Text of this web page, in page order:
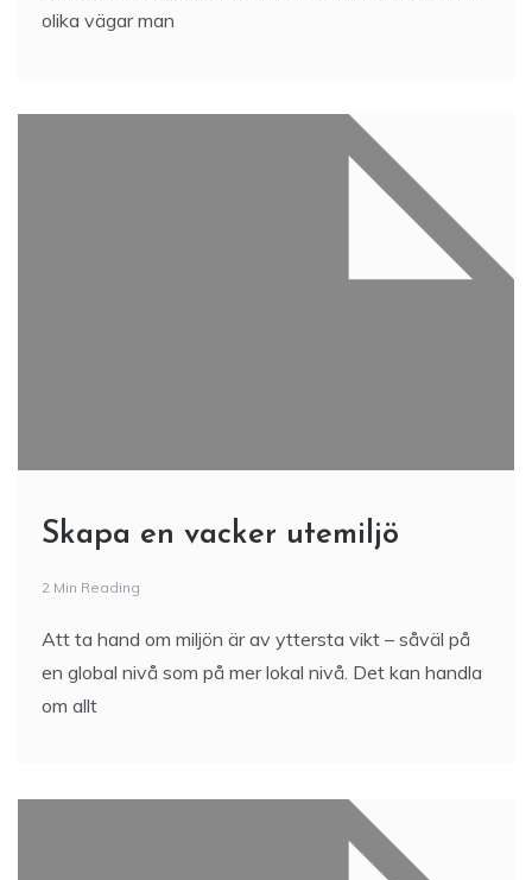
olika vägar man
Skapa en vacker utemiljö
2 Min Reading
Att ta hand om miljön är av yttersta vikt – såväl på
en global nivå som på mer lokal nivå. Det kan handla
om allt